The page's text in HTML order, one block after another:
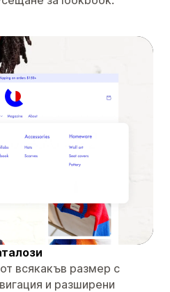
всякакъв размер с
и разширени